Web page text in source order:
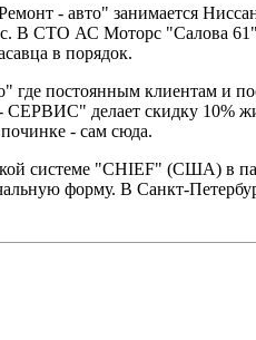
- авто" занимается
СТО АС Моторс "Салова 61"
в порядок.
постоянным клиентам и
делает скидку 10%
- сам сюда.
системе "CHIEF" (США) в
форму. В Санкт-